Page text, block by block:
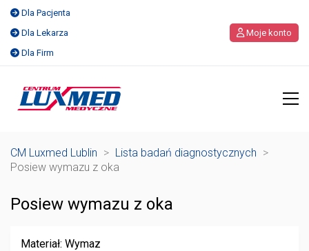
Dla Pacjenta
Dla Lekarza
Dla Firm
Moje konto
CM Luxmed Lublin > Lista badań diagnostycznych >
Posiew wymazu z oka
Posiew wymazu z oka
Materiał: Wymaz